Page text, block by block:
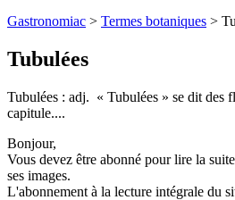
Gastronomiac > Termes botaniques >
Tubulées
Tubulées : adj. « Tubulées » se dit des
capitule....
Bonjour,
Vous devez être abonné pour lire la
ses images.
L'abonnement à la lecture intégrale du